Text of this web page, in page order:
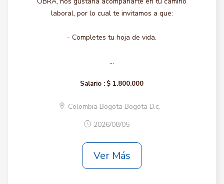
laboral, por lo cual te invitamos a que:
- Completes tu hoja de vida.
...
Salario : $ 1.800.000
Colombia Bogota Bogota D.c.
2026/08/05
Ver Más